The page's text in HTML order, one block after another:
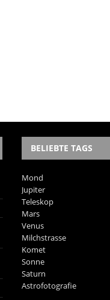
BELIEBTE TAGS
Mond
Jupiter
Teleskop
Mars
Venus
Milchstrasse
Komet
Sonne
Saturn
Astrofotografie